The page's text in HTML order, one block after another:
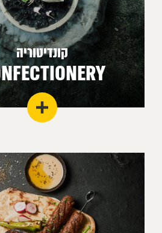
קונדיטוריה
ריבות מעולות, דובדבני אמרנה,
וכל מה שצריך ליצירת